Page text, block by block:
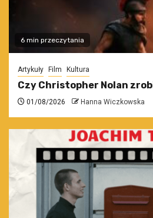
6 min przeczytania
Artykuły Film Kultura
Czy Christopher Nolan
01/08/2026 Hanna Wiczkowska